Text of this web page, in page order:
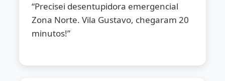
“Precisei desentupidora emergencial
Zona Norte. Vila Gustavo, chegaram 20
minutos!”